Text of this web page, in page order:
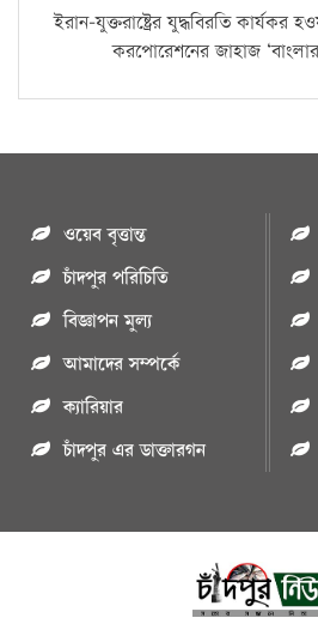
ইরান-যুক্তরাষ্ট্রের যুদ্ধবিরতি কার্যকর
করপোরেশনের জাহাজ
ওয়েব বৃত্তান্ত
চাঁদপুর পরিচিতি
বিজ্ঞাপন মুল্য
আমাদের সম্পর্কে
ক্যারিয়ার
চাঁদপুর এর ডাক্তারগন